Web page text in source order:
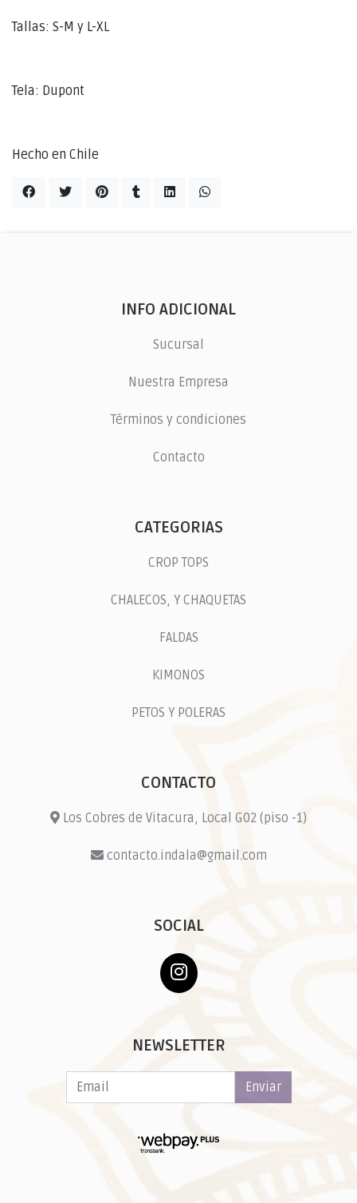
Tallas: S-M y L-XL
Tela: Dupont
Hecho en Chile
INFO ADICIONAL
Sucursal
Nuestra Empresa
Términos y condiciones
Contacto
CATEGORIAS
CROP TOPS
CHALECOS, Y CHAQUETAS
FALDAS
KIMONOS
PETOS Y POLERAS
CONTACTO
Los Cobres de Vitacura, Local G02 (piso -1)
contacto.indala@gmail.com
SOCIAL
NEWSLETTER
Enviar